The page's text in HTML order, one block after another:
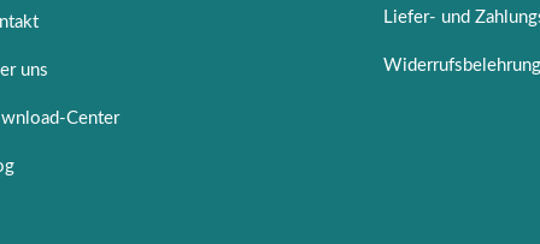
uns
Center
Liefer- und
Widerrufsbelehrung